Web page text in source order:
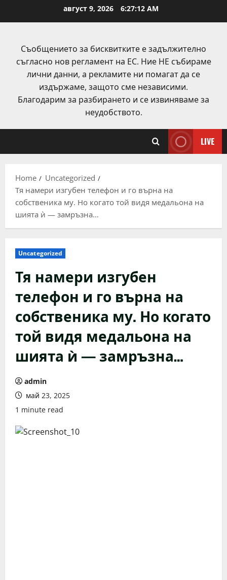
август 9, 2026 6:27:13 AM
Съобщението за бисквитките е задължително
съгласно нов регламент на ЕС. Ние НЕ събираме
лични данни, а рекламите ни помагат да се
издържаме, защото сме независими.
Благодарим за разбирането и се извиняваме за
неудобството.
LIVE
Home
Uncategorized
Тя намери изгубен телефон и го върна на
собственика му. Но когато той видя медальона на
шията ѝ — замръзна…
Uncategorized
Тя намери изгубен
телефон и го върна на
собственика му. Но когато
той видя медальона на
шията ѝ — замръзна…
admin
май 23, 2025
1 minute read